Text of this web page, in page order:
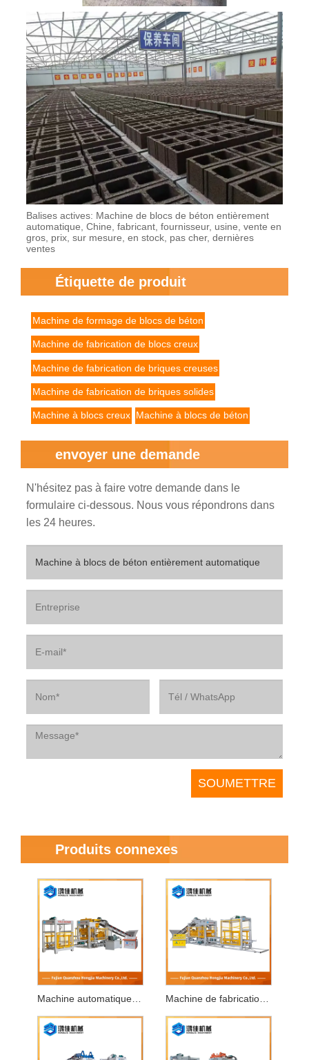
Balises actives: Machine de blocs de béton entièrement
automatique, Chine, fabricant, fournisseur, usine, vente en
gros, prix, sur mesure, en stock, pas cher, dernières
ventes
Étiquette de produit
Machine de formage de blocs de béton
Machine de fabrication de blocs creux
Machine de fabrication de briques creuses
Machine de fabrication de briques solides
Machine à blocs creux Machine à blocs de béton
envoyer une demande
N'hésitez pas à faire votre demande dans le
formulaire ci-dessous. Nous vous répondrons dans
les 24 heures.
Produits connexes
Machine automatique de fabrication de blocs de béton